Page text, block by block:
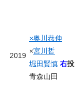
2019
×奥川恭伸
×宮川哲
堀田賢慎 右投
青森山田